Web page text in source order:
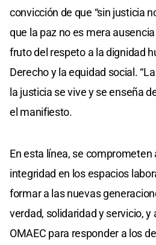
convicción de que “sin justicia
que la paz no es mera
fruto del respeto a la dignidad
Derecho y la equidad social.
la justicia se vive y se enseña
el manifiesto.
En esta línea, se
integridad en los espacios
formar a las nuevas
verdad, solidaridad y servicio,
OMAEC para responder a los